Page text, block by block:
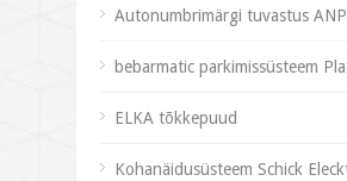
Autonumbrimärgi tuvastus
bebarmatic parkimissüsteem
ELKA tõkkepuud
Kohanäidusüsteem Schick